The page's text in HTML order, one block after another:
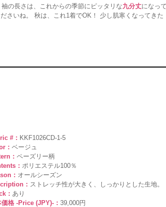
の長さは、これからの季節にピッタリな九分丈になっ
さいね。 秋は、これ1着でOK！ 少し肌寒くなってきた
#： KKF1026CD-1-5
： ベージュ
： ペーズリー柄
： ポリエステル100％
： オールシーズン
： ストレッチ性が大きく、しっかりとした生地。
： あり
格 -Price (JPY)-： 39,000円